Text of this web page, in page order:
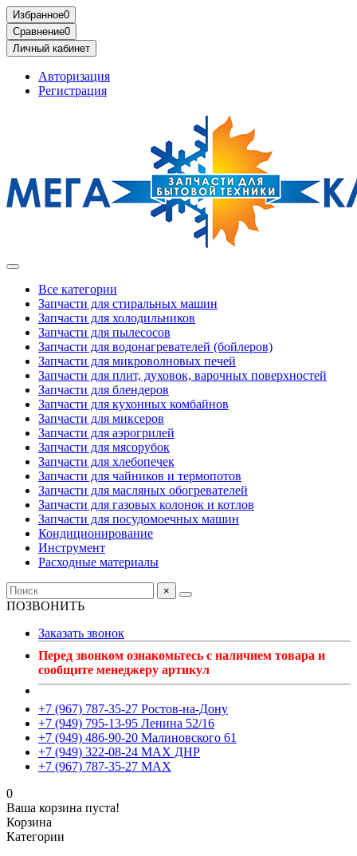
Избранное0
Сравнение0
Личный кабинет
Авторизация
Регистрация
Все категории
Запчасти для стиральных машин
Запчасти для холодильников
Запчасти для пылесосов
Запчасти для водонагревателей (бойлеров)
Запчасти для микроволновых печей
Запчасти для плит, духовок, варочных поверхностей
Запчасти для блендеров
Запчасти для кухонных комбайнов
Запчасти для миксеров
Запчасти для аэрогрилей
Запчасти для мясорубок
Запчасти для хлебопечек
Запчасти для чайников и термопотов
Запчасти для масляных обогревателей
Запчасти для газовых колонок и котлов
Запчасти для посудомоечных машин
Кондиционирование
Инструмент
Расходные материалы
×
ПОЗВОНИТЬ
Заказать звонок
Перед звонком ознакомьтесь с наличием товара и
сообщите менеджеру артикул
+7 (967) 787-35-27 Ростов-на-Дону
+7 (949) 795-13-95 Ленина 52/16
+7 (949) 486-90-20 Малиновского 61
+7 (949) 322-08-24 MAX ДНР
+7 (967) 787-35-27 MAX
0
Ваша корзина пуста!
Корзина
Категории